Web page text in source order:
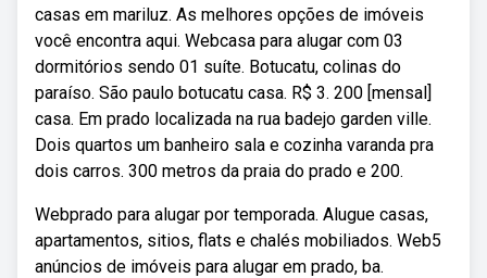
casas em mariluz. As melhores opções de imóveis
você encontra aqui. Webcasa para alugar com 03
dormitórios sendo 01 suíte. Botucatu, colinas do
paraíso. São paulo botucatu casa. R$ 3. 200 [mensal]
casa. Em prado localizada na rua badejo garden ville.
Dois quartos um banheiro sala e cozinha varanda pra
dois carros. 300 metros da praia do prado e 200.
Webprado para alugar por temporada. Alugue casas,
apartamentos, sitios, flats e chalés mobiliados. Web5
anúncios de imóveis para alugar em prado, ba.